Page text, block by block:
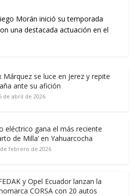
Morán inició su temporada
una destacada actuación en el
Márquez se luce en Jerez y repite
ante su afición
de abril de 2026
eléctrico gana el más reciente
de Milla’ en Yahuarcocha
febrero de 2026
y Opel Ecuador lanzan la
CORSA con 20 autos